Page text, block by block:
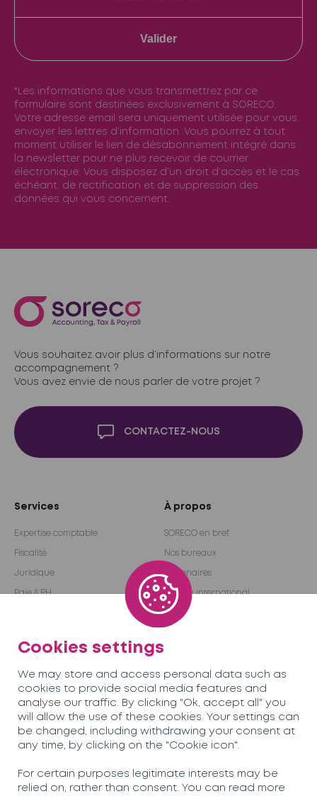
Valider
*Les informations que vous transmettrez par ce
formulaire sont destinées exclusivement à SORECO.
Votre adresse email sera uniquement utilisée pour vous
envoyer les lettres d’information. Vous pourrez à tout
moment utiliser le lien de désabonnement intégré dans
la newsletter pour ne plus recevoir de courrier
électronique. Vous disposez d’un droit d’accès et le cas
échéant, de rectification et de suppression des
données qui vous concernent.
Vous souhaitez avoir plus d’informations sur notre
accompagnement ?
Vous avez envie de nous parler de votre projet ?
CONTACTEZ-NOUS
Services
Expertise comptable
Fiscalité
Juridique
Paie & RH
À propos
SORECO en bref
Nos bureaux
Partenaires
Réseau international
Become a partner
Équipe Carrières
Soreco© 2026
Politique de confidentialité
Cookies settings
We may store and access personal data such as
cookies to provide social media features and
analyse our traffic. By clicking "Ok, accept all" you
will allow the use of these cookies. Your settings can
be changed, including withdrawing your consent at
any time, by clicking on the "Cookie icon".
For certain purposes legitimate interests may be
relied on, rather than consent. You can read more